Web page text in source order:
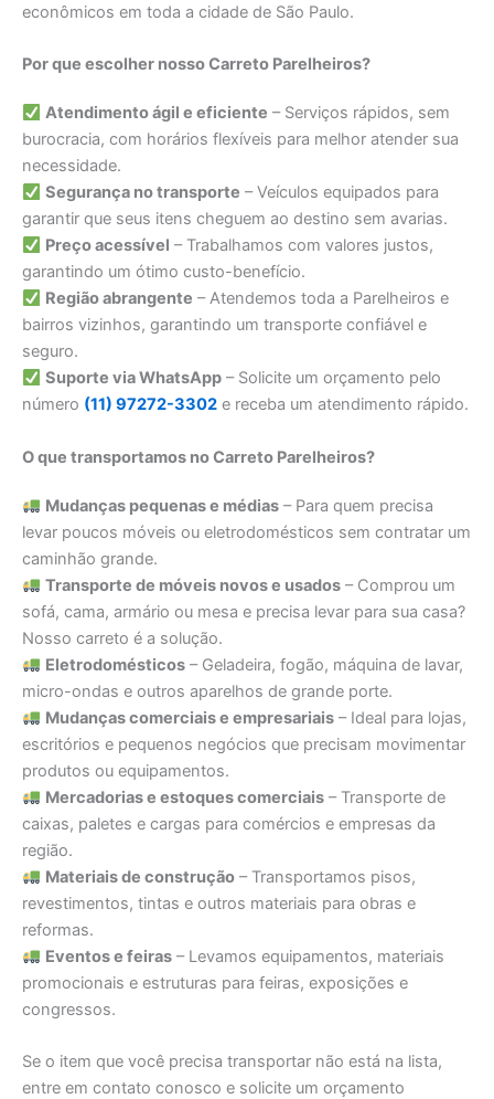
econômicos em toda a cidade de São Paulo.
Por que escolher nosso Carreto Parelheiros?
Atendimento ágil e eficiente – Serviços rápidos, sem
burocracia, com horários flexíveis para melhor atender sua
necessidade.
Segurança no transporte – Veículos equipados para
garantir que seus itens cheguem ao destino sem avarias.
Preço acessível – Trabalhamos com valores justos,
garantindo um ótimo custo-benefício.
Região abrangente – Atendemos toda a Parelheiros e
bairros vizinhos, garantindo um transporte confiável e
seguro.
Suporte via WhatsApp– Solicite um orçamento pelo
número (11) 97272-3302 e receba um atendimento rápido.
O que transportamos no Carreto Parelheiros?
Mudanças pequenas e médias– Para quem precisa
levar poucos móveis ou eletrodomésticos sem contratar um
caminhão grande.
Transporte de móveis novos e usados– Comprou um
sofá, cama, armário ou mesa e precisa levar para sua casa?
Nosso carreto é a solução.
Eletrodomésticos– Geladeira, fogão, máquina de lavar,
micro-ondas e outros aparelhos de grande porte.
Mudanças comerciais e empresariais– Ideal para lojas,
escritórios e pequenos negócios que precisam movimentar
produtos ou equipamentos.
Mercadorias e estoques comerciais– Transporte de
caixas, paletes e cargas para comércios e empresas da
região.
Materiais de construção– Transportamos pisos,
revestimentos, tintas e outros materiais para obras e
reformas.
Eventos e feiras– Levamos equipamentos, materiais
promocionais e estruturas para feiras, exposições e
congressos.
Se o item que você precisa transportar não está na lista,
entre em contato conosco e solicite um orçamento